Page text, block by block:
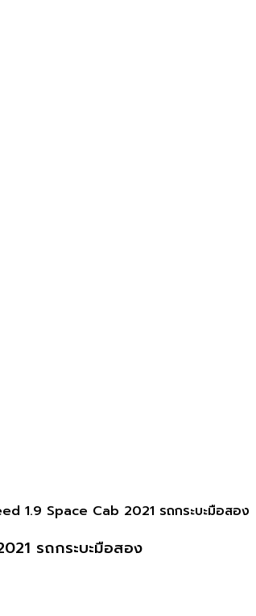
1.9 Space Cab 2021 รถกระบะมือสอง
รถกระบะมือสอง